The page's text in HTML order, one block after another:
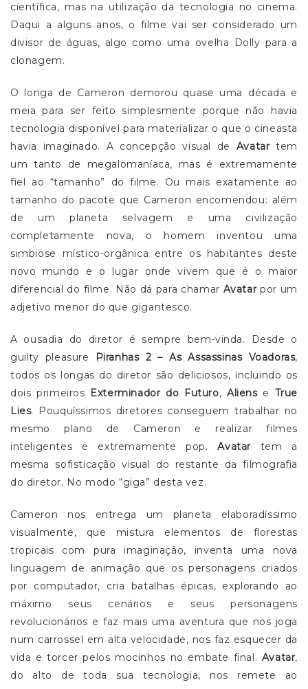
científica, mas na utilização da tecnologia no cinema.
Daqui a alguns anos, o filme vai ser considerado um
divisor de águas, algo como uma ovelha Dolly para a
clonagem.
O longa de Cameron demorou quase uma década e
meia para ser feito simplesmente porque não havia
tecnologia disponível para materializar o que o cineasta
havia imaginado. A concepção visual de Avatartem
um tanto de megalomaníaca, mas é extremamente
fiel ao “tamanho” do filme. Ou mais exatamente ao
tamanho do pacote que Cameron encomendou: além
de um planeta selvagem e uma civilização
completamente nova, o homem inventou uma
simbiose místico-orgânica entre os habitantes deste
novo mundo e o lugar onde vivem que é o maior
diferencial do filme. Não dá para chamar Avatarpor um
adjetivo menor do que gigantesco.
A ousadia do diretor é sempre bem-vinda. Desde o
guilty pleasure
Piranhas 2 – As Assassinas Voadoras,
todos os longas do diretor são deliciosos, incluindo os
dois primeiros Exterminador do Futuro, Aliense True
Lies. Pouquíssimos diretores conseguem trabalhar no
mesmo plano de Cameron e realizar filmes
inteligentes e extremamente pop.Avatar tem a
mesma sofisticação visual do restante da filmografia
do diretor. No modo “giga” desta vez.
Cameron nos entrega um planeta elaboradíssimo
visualmente, que mistura elementos de florestas
tropicais com pura imaginação, inventa uma nova
linguagem de animação que os personagens criados
por computador, cria batalhas épicas, explorando ao
máximo seus cenários e seus personagens
revolucionários e faz mais uma aventura que nos joga
num carrossel em alta velocidade, nos faz esquecer da
vida e torcer pelos mocinhos no embate final. Avatar,
do alto de toda sua tecnologia, nos remete ao